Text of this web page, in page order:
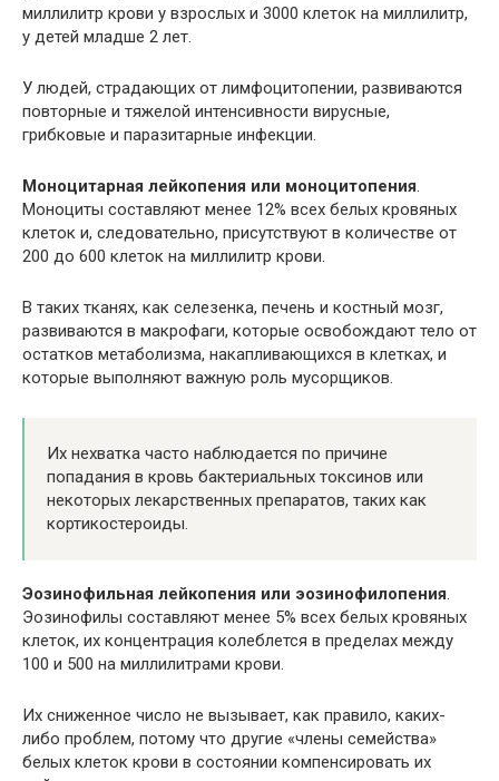
миллилитр крови у взрослых и 3000 клеток на миллилитр,
у детей младше 2 лет.
У людей, страдающих от лимфоцитопении, развиваются
повторные и тяжелой интенсивности вирусные,
грибковые и паразитарные инфекции.
Моноцитарная лейкопения или моноцитопения.
Моноциты составляют менее 12% всех белых кровяных
клеток и, следовательно, присутствуют в количестве от
200 до 600 клеток на миллилитр крови.
В таких тканях, как селезенка, печень и костный мозг,
развиваются в макрофаги, которые освобождают тело от
остатков метаболизма, накапливающихся в клетках, и
которые выполняют важную роль мусорщиков.
Их нехватка часто наблюдается по причине
попадания в кровь бактериальных токсинов или
некоторых лекарственных препаратов, таких как
кортикостероиды.
Эозинофильная лейкопения или эозинофилопения.
Эозинофилы составляют менее 5% всех белых кровяных
клеток, их концентрация колеблется в пределах между
100 и 500 на миллилитрами крови.
Их сниженное число не вызывает, как правило, каких-
либо проблем, потому что другие «члены семейства»
белых клеток крови в состоянии компенсировать их